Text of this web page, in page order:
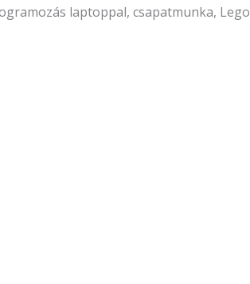
laptoppal, csapatmunka, Lego